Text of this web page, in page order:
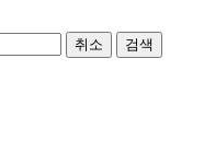
취소
검색